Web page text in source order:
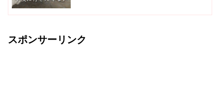
スポンサーリンク